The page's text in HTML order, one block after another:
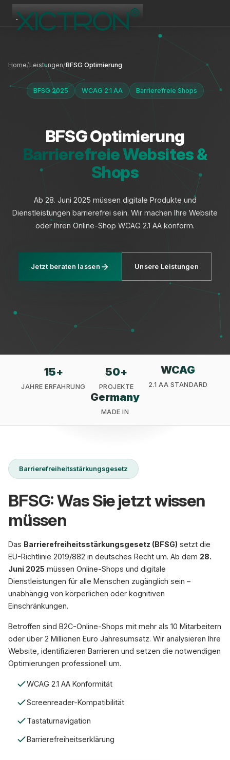
Home Leistungen BFSG Optimierung
BFSG 2025 WCAG 2.1 AA Barrierefreie Shops
BFSG Optimierung
Barrierefreie Websites &
Shops
Ab 28. Juni 2025 müssen digitale Produkte und
Dienstleistungen barrierefrei sein. Wir machen Ihre Website
oder Ihren Online-Shop WCAG 2.1 AA konform.
Jetzt beraten lassen Unsere Leistungen
15+
JAHRE ERFAHRUNG
50+
PROJEKTE
WCAG
2.1 AA STANDARD
Germany
MADE IN
Barrierefreiheitsstärkungsgesetz
BFSG: Was Sie jetzt wissen
müssen
Das Barrierefreiheitsstärkungsgesetz (BFSG) setzt die
EU-Richtlinie 2019/882 in deutsches Recht um. Ab dem 28.
Juni 2025 müssen Online-Shops und digitale
Dienstleistungen für alle Menschen zugänglich sein –
unabhängig von körperlichen oder kognitiven
Einschränkungen.
Betroffen sind B2C-Online-Shops mit mehr als 10 Mitarbeitern
oder über 2 Millionen Euro Jahresumsatz. Wir analysieren Ihre
Website, identifizieren Barrieren und setzen die notwendigen
Optimierungen professionell um.
WCAG 2.1 AA Konformität
Screenreader-Kompatibilität
Tastaturnavigation
Barrierefreiheitserklärung
XICTRON